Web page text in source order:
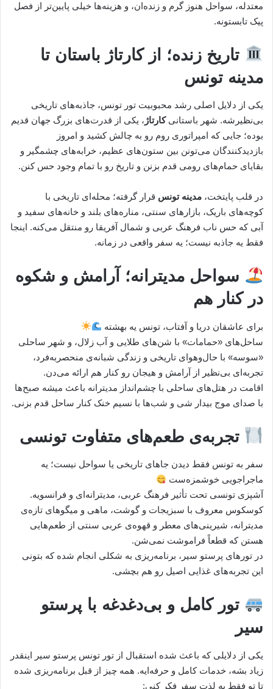
معتدله، سواحل هنوز گرم و زنده‌ان، و هزینه‌ها خیلی پایین‌تر از فصل
پیک تابستونه.
تاریخ زنده؛ از کارتاژ باستان تا
مدینه تونس
یکی از دلایل اصلی رشد محبوبیت تور تونس، جاذبه‌های تاریخی
بی‌نظیرشه. شهر باستانیکارتاژ ، یکی از قدرت‌های بزرگ جهان قدیم
بوده؛ جایی که امپراتوری روم رو به چالش کشید و امروز
بازدیدکنندگان می‌تونن بین ستون‌های عظیم، خرابه‌های چشمگیر و
بقایای حمام‌های رومی قدم بزنن و تاریخ رو با تمام وجود حس کنن.
در قلب پایتخت، مدینه تونس قرار گرفته؛ محله‌ای تاریخی با
کوچه‌های باریک، بازارهای سنتی، مناره‌های بلند و خانه‌های سفید و
آبی که حس ناب فرهنگ عربی و شمال آفریقا رو منتقل می‌کنه. اینجا
فقط یه جاذبه نیست؛ یه سفر واقعی در زمانه.
سواحل مدیترانه؛ آرامش و شکوه
در کنار هم
برای عاشقان دریا و آفتاب، تونس یه بهشته
ساحل‌های «حمامات» با شن‌های طلایی و آب زلال، و شهر ساحلی
«سوسه» با حال‌و‌هوای تاریخی و زندگی شبانه‌ی منحصربه‌فرد،
تجربه‌ای بی‌نظیر از آرامش و هیجان رو کنار هم ارائه می‌دن.
اقامت در هتل‌های ساحلی با چشم‌انداز مدیترانه باعث میشه صبح‌ها
با صدای موج بیدار شی و شب‌ها با نسیم خنک کنار ساحل قدم بزنی.
تجربه‌ی طعم‌های متفاوت تونسی
سفر به تونس فقط دیدن جاهای تاریخی یا سواحل نیست؛ یه
ماجراجویی خوشمزه‌ست
آشپزی تونسی تحت تأثیر فرهنگ عربی، مدیترانه‌ای و فرانسویه.
کوسکوس معروف با سبزیجات و گوشت، ماهی و میگوهای تازه‌ی
مدیترانه، شیرینی‌های معطر و قهوه‌ی عربی سنتی از طعم‌هایی
هستن که قطعاً فراموشت نمی‌شن.
در تورهای پرستو سیر، برنامه‌ریزی به شکلی انجام شده که بتونی
این تجربه‌های غذایی اصیل رو هم بچشی.
تور کامل و بی‌دغدغه با پرستو
سیر
یکی از دلایلی که باعث شده استقبال از تور تونس پرستو سیر اینقدر
زیاد بشه، خدمات کامل و حرفه‌ایه. همه چیز از قبل برنامه‌ریزی شده
تا تو فقط به لذت سفر فکر کنی: